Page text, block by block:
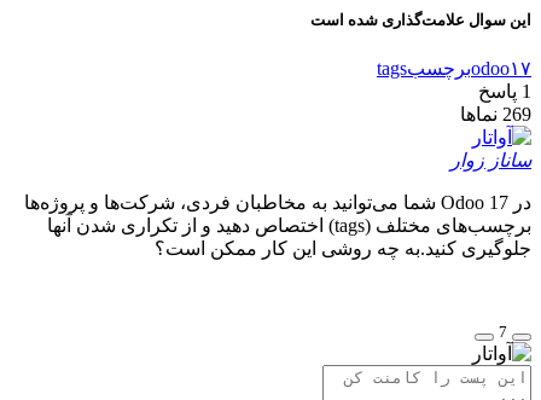
این سوال علامت‌گذاری شده است
odoo۱۷برچسبtags
1 پاسخ
269 نماها
ساناز زوار
در Odoo 17 شما می‌توانید به مخاطبان فردی، شرکت‌ها و پروژه‌ها
برچسب‌های مختلف (tags) اختصاص دهید و از تکراری شدن آنها
جلوگیری کنید.به چه روشی این کار ممکن است؟
7